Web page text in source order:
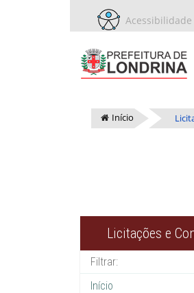
Acessibilidade
Início
Licitações e
Início